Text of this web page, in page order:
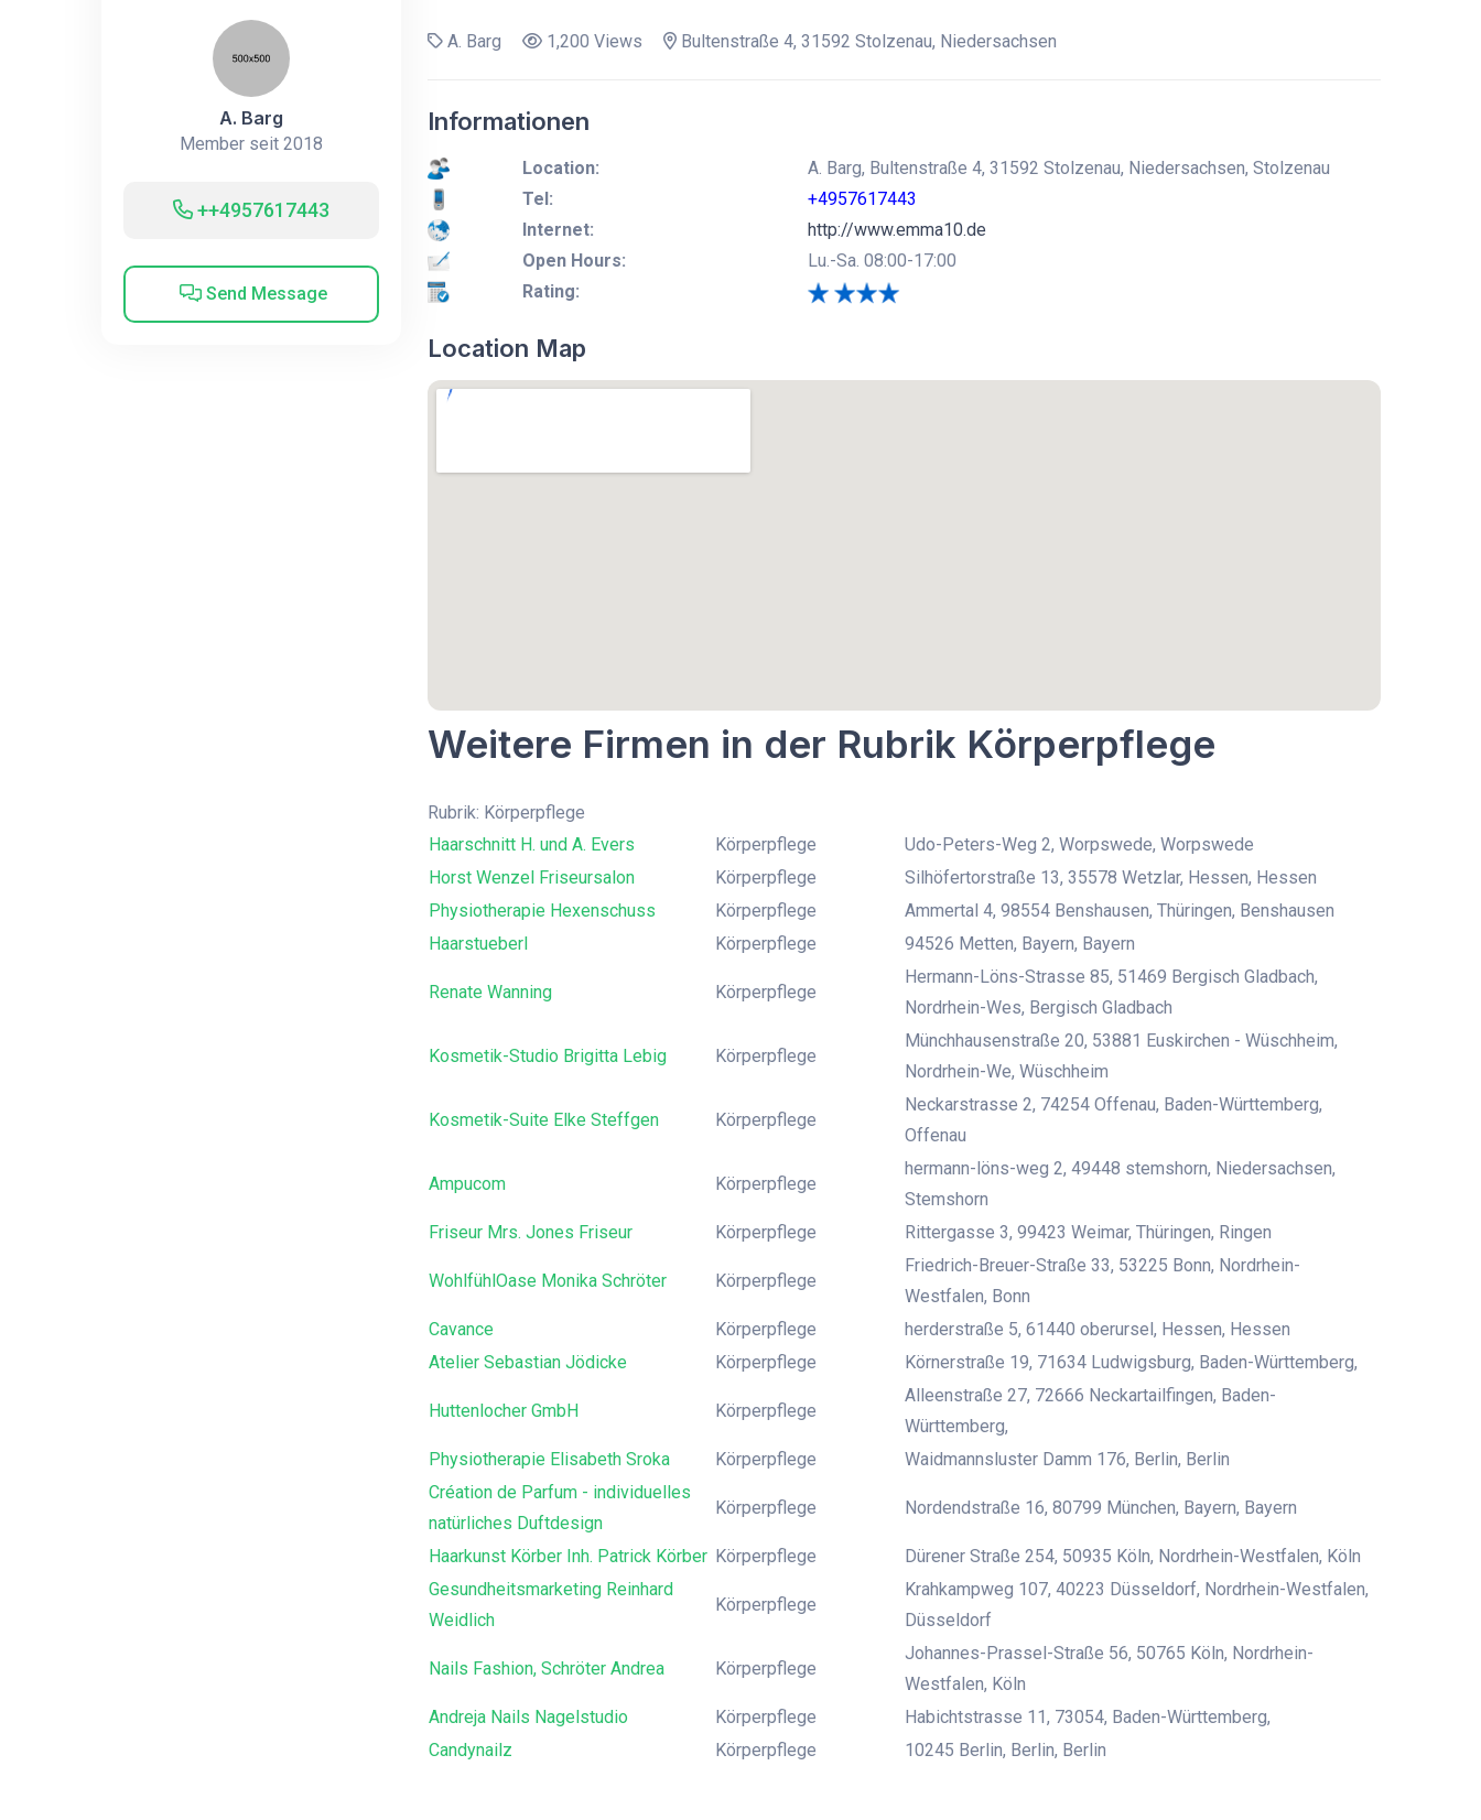
A. Barg
Member seit 2018
++4957617443
Send Message
A. Barg 1,200 Views Bultenstraße 4, 31592 Stolzenau, Niedersachsen
Informationen
Location:
A. Barg, Bultenstraße 4, 31592 Stolzenau, Niedersachsen, Stolzenau
Tel:
+4957617443
Internet:
http://www.emma10.de
Open Hours:
Lu.-Sa. 08:00-17:00
Rating:
Location Map
Weitere Firmen in der Rubrik Körperpflege
Rubrik: Körperpflege
Haarschnitt H. und A. Evers
Körperpflege
Udo-Peters-Weg 2, Worpswede, Worpswede
Horst Wenzel Friseursalon
Körperpflege
Silhöfertorstraße 13, 35578 Wetzlar, Hessen, Hessen
Physiotherapie Hexenschuss
Körperpflege
Ammertal 4, 98554 Benshausen, Thüringen, Benshausen
Haarstueberl
Körperpflege 94526 Metten, Bayern, Bayern
Renate Wanning Körperpflege
Hermann-Löns-Strasse 85, 51469 Bergisch Gladbach,
Nordrhein-Wes, Bergisch Gladbach
Kosmetik-Studio Brigitta Lebig Körperpflege
Münchhausenstraße 20, 53881 Euskirchen - Wüschheim,
Nordrhein-We, Wüschheim
Kosmetik-Suite Elke Steffgen Körperpflege
Neckarstrasse 2, 74254 Offenau, Baden-Württemberg,
Offenau
Ampucom Körperpflege
hermann-löns-weg 2, 49448 stemshorn, Niedersachsen,
Stemshorn
Friseur Mrs. Jones Friseur
Körperpflege Rittergasse 3, 99423 Weimar, Thüringen, Ringen
WohlfühlOase Monika Schröter Körperpflege
Friedrich-Breuer-Straße 33, 53225 Bonn, Nordrhein-
Westfalen, Bonn
Cavance
Körperpflege
herderstraße 5, 61440 oberursel, Hessen, Hessen
Atelier Sebastian Jödicke
Körperpflege Körnerstraße 19, 71634 Ludwigsburg, Baden-Württemberg,
Huttenlocher GmbH Körperpflege
Alleenstraße 27, 72666 Neckartailfingen, Baden-
Württemberg,
Physiotherapie Elisabeth Sroka
Körperpflege
Waidmannsluster Damm 176, Berlin, Berlin
Création de Parfum - individuelles
natürliches Duftdesign
Körperpflege Nordendstraße 16, 80799 München, Bayern, Bayern
Haarkunst Körber Inh. Patrick Körber Körperpflege
Dürener Straße 254, 50935 Köln, Nordrhein-Westfalen, Köln
Gesundheitsmarketing Reinhard
Weidlich
Körperpflege
Krahkampweg 107, 40223 Düsseldorf, Nordrhein-Westfalen,
Düsseldorf
Nails Fashion, Schröter Andrea Körperpflege
Johannes-Prassel-Straße 56, 50765 Köln, Nordrhein-
Westfalen, Köln
Andreja Nails Nagelstudio
Körperpflege
Habichtstrasse 11, 73054, Baden-Württemberg,
Candynailz
Körperpflege 10245 Berlin, Berlin, Berlin